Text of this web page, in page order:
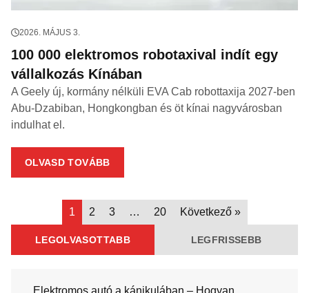
2026. MÁJUS 3.
100 000 elektromos robotaxival indít egy
vállalkozás Kínában
A Geely új, kormány nélküli EVA Cab robottaxija 2027-ben
Abu-Dzabiban, Hongkongban és öt kínai nagyvárosban
indulhat el.
OLVASD TOVÁBB
1 2 3 … 20 Következő »
LEGOLVASOTTABB LEGFRISSEBB
Elektromos autó a kánikulában – Hogyan